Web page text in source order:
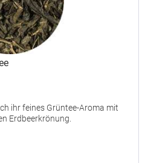
ihr feines Grüntee-Aroma mit
Erdbeerkrönung.